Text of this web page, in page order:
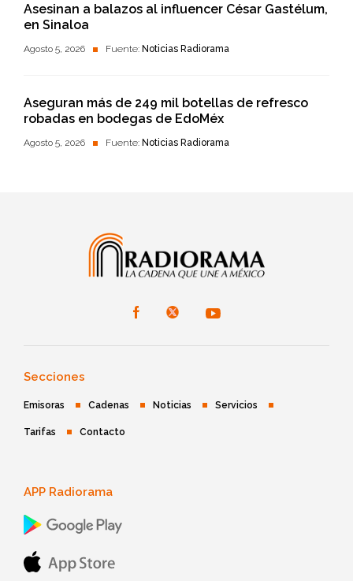
Asesinan a balazos al influencer César Gastélum,
en Sinaloa
Agosto 5, 2026 Fuente: Noticias Radiorama
Aseguran más de 249 mil botellas de refresco
robadas en bodegas de EdoMéx
Agosto 5, 2026 Fuente: Noticias Radiorama
Secciones
Emisoras Cadenas Noticias Servicios
Tarifas Contacto
APP Radiorama